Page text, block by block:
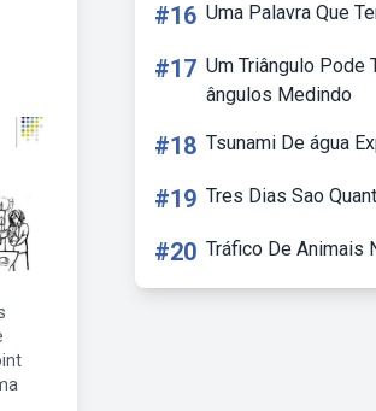
#16 Uma Palavra Que
#17 Um Triângulo Pode
ângulos Medindo
#18 Tsunami De água
#19 Tres Dias Sao
#20 Tráfico De Animais